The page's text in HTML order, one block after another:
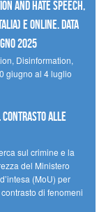
and Hate Speech,
e online. Data
2025
Disinformation,
giugno al 4 luglio
contrasto alle
sul crimine e la
del Ministero
(MoU) per
di fenomeni